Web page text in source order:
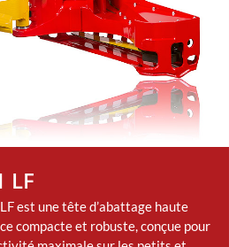
LF
est une tête d’abattage haute
compacte et robuste, conçue pour